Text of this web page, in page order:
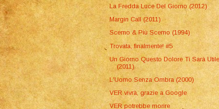
La Fredda Luce Del Giorno (2012)
Margin Call (2011)
Scemo & Più Scemo (1994)
Trovata, finalmente! #5
Un Giorno Questo Dolore Ti Sarà
(2011)
L'Uomo Senza Ombra (2000)
VER vivrà, grazie a Google
VER potrebbe morire